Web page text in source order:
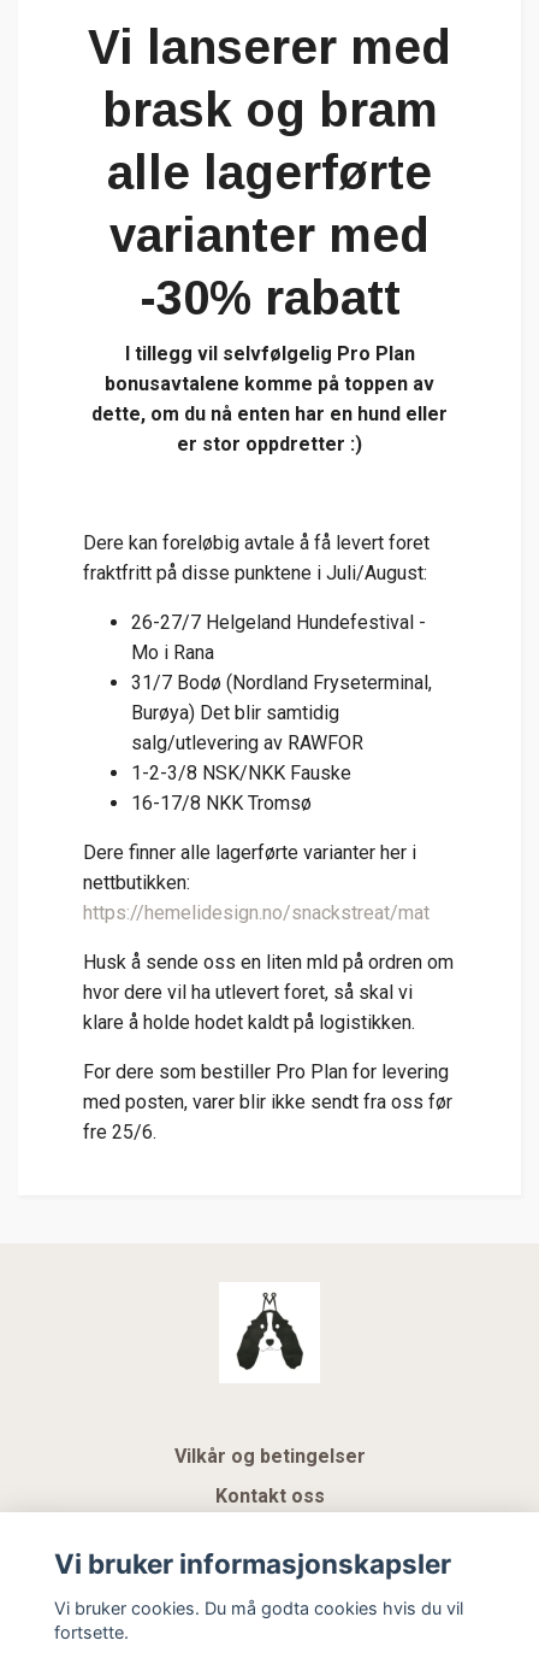
Vi lanserer med
brask og bram
alle lagerførte
varianter med
-30% rabatt
I tillegg vil selvfølgelig Pro Plan
bonusavtalene komme på toppen av
dette, om du nå enten har en hund eller
er stor oppdretter :)
Dere kan foreløbig avtale å få levert foret
fraktfritt på disse punktene i Juli/August:
26-27/7 Helgeland Hundefestival -
Mo i Rana
31/7 Bodø (Nordland Fryseterminal,
Burøya) Det blir samtidig
salg/utlevering av RAWFOR
1-2-3/8 NSK/NKK Fauske
16-17/8 NKK Tromsø
Dere finner alle lagerførte varianter her i
nettbutikken:
https://hemelidesign.no/snackstreat/mat
Husk å sende oss en liten mld på ordren om
hvor dere vil ha utlevert foret, så skal vi
klare å holde hodet kaldt på logistikken.
For dere som bestiller Pro Plan for levering
med posten, varer blir ikke sendt fra oss før
fre 25/6.
Vilkår og betingelser
Kontakt oss
Gavekort
Vi bruker informasjonskapsler
Vi bruker cookies. Du må godta cookies hvis du vil
fortsette.